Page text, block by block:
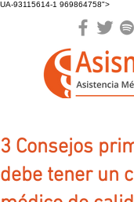
UA-93115614-1 969864758">
3 Consejos
debe tener un